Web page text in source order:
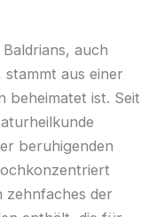
auch
stammt aus einer
beheimatet ist. Seit
beruhigenden
zehnfaches der